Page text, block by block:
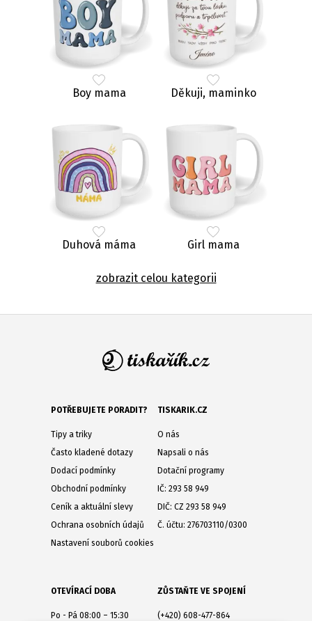
Boy mama Děkuji, maminko
Duhová máma Girl mama
zobrazit celou kategorii
POTŘEBUJETE PORADIT?
Tipy a triky
Často kladené dotazy
Dodací podmínky
Obchodní podmínky
Ceník a aktuální slevy
Ochrana osobních údajů
Nastavení souborů cookies
TISKARIK.CZ
O nás
Napsali o nás
Dotační programy
IČ: 293 58 949
DIČ: CZ 293 58 949
Č. účtu: 276703110/0300
OTEVÍRACÍ DOBA
Po - Pá 08:00 – 15:30
ZŮSTAŇTE VE SPOJENÍ
(+420) 608-477-864